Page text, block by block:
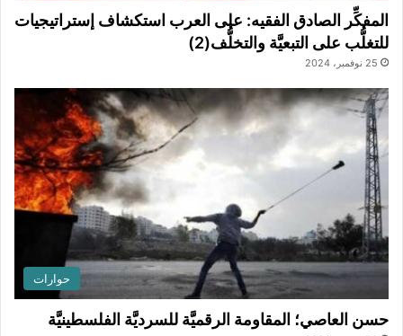
المفكِّر الصادق الفقيه: على العرب استكشاف إستراتيجيات
للتغلُّب على التبعيَّة والتخلُّف(2)
25 نوفمبر، 2024
حوارات
حسن العاصي؛ المقاومة الرقميَّة للسرديَّة الفلسطينيَّة